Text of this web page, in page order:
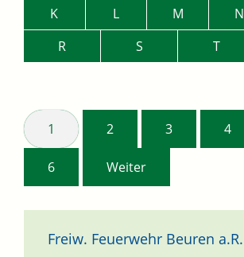
K
L M N
R
S T
1 2 3 4
6 Weiter
Freiw. Feuerwehr Beuren a.R.